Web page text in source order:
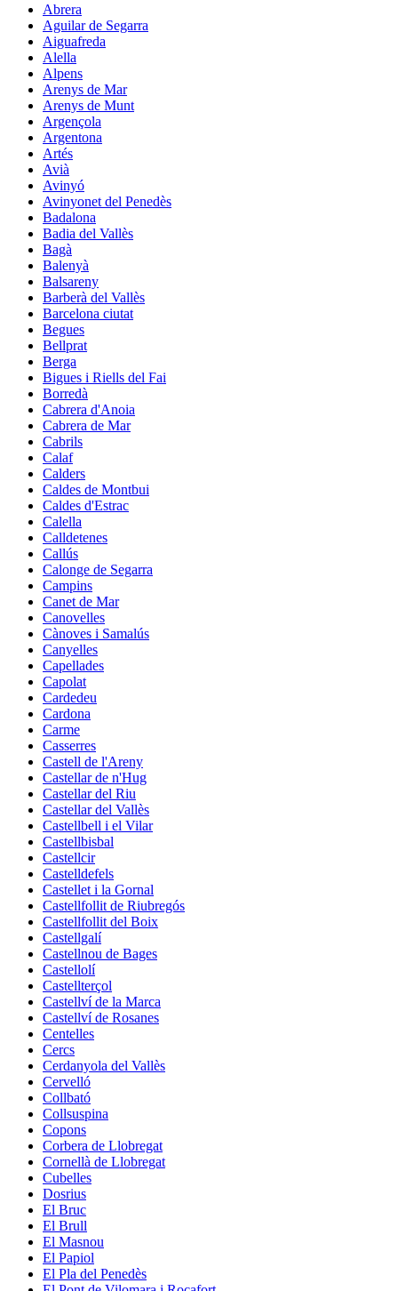
Abrera
Aguilar de Segarra
Aiguafreda
Alella
Alpens
Arenys de Mar
Arenys de Munt
Argençola
Argentona
Artés
Avià
Avinyó
Avinyonet del Penedès
Badalona
Badia del Vallès
Bagà
Balenyà
Balsareny
Barberà del Vallès
Barcelona ciutat
Begues
Bellprat
Berga
Bigues i Riells del Fai
Borredà
Cabrera d'Anoia
Cabrera de Mar
Cabrils
Calaf
Calders
Caldes de Montbui
Caldes d'Estrac
Calella
Calldetenes
Callús
Calonge de Segarra
Campins
Canet de Mar
Canovelles
Cànoves i Samalús
Canyelles
Capellades
Capolat
Cardedeu
Cardona
Carme
Casserres
Castell de l'Areny
Castellar de n'Hug
Castellar del Riu
Castellar del Vallès
Castellbell i el Vilar
Castellbisbal
Castellcir
Castelldefels
Castellet i la Gornal
Castellfollit de Riubregós
Castellfollit del Boix
Castellgalí
Castellnou de Bages
Castellolí
Castellterçol
Castellví de la Marca
Castellví de Rosanes
Centelles
Cercs
Cerdanyola del Vallès
Cervelló
Collbató
Collsuspina
Copons
Corbera de Llobregat
Cornellà de Llobregat
Cubelles
Dosrius
El Bruc
El Brull
El Masnou
El Papiol
El Pla del Penedès